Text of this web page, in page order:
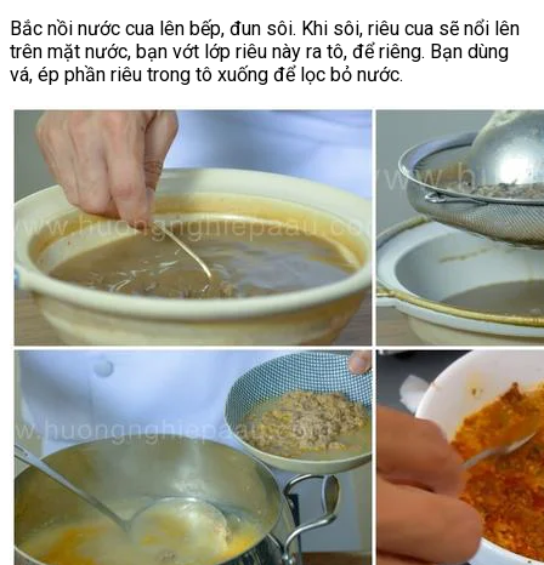
Bắc nồi nước cua lên bếp, đun sôi. Khi sôi, riêu cua sẽ nổi lên
trên mặt nước, bạn vớt lớp riêu này ra tô, để riêng. Bạn dùng
vá, ép phần riêu trong tô xuống để lọc bỏ nước.